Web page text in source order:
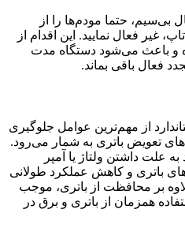
بی‌سیم، حتما مودم‌ها را از
غیر فعال نمایید. این اقدام از
و باعث می‌شود دستگاه مدت
فعال باقی بماند.
از مهم‌ترین عوامل جلوگیری
تعویض باتری به شمار می‌رود.
علت داشتن ولتاژ یا آمپر
باتری و کاهش عملکرد طولانی
بر محافظت از باتری، موجب
همزمان از باتری و برق در